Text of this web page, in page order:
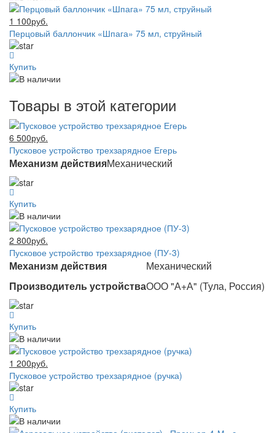
1 100руб.
Перцовый баллончик «Шпага» 75 мл, струйный
Купить
Товары в этой категории
6 500руб.
Пусковое устройство трехзарядное Егерь
Механизм действияМеханический
Купить
2 800руб.
Пусковое устройство трехзарядное (ПУ-3)
Механизм действия
Механический
Производитель устройстваООО "А+А" (Тула, Россия)
Купить
1 200руб.
Пусковое устройство трехзарядное (ручка)
Купить